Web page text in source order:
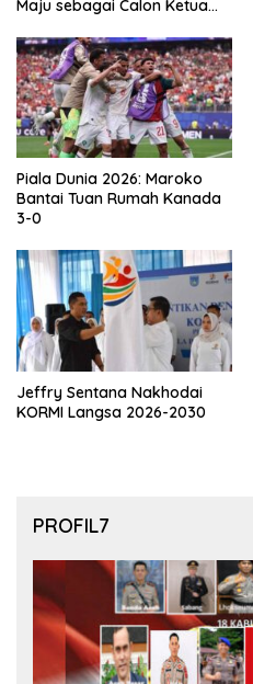
Maju sebagai Calon Ketua
Piala Dunia 2026: Maroko
Bantai Tuan Rumah Kanada
3-0
Jeffry Sentana Nakhodai
KORMI Langsa 2026-2030
PROFIL7